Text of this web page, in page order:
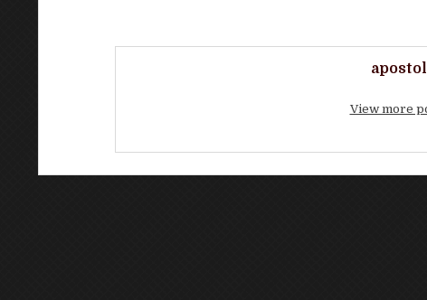
apostol
View more